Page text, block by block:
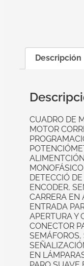
Descripción
CUADRO DE
MOTOR
DETECCIÓ
ENCODER,
CARRERA EN
ENTRADA
APERTURA Y
CONECTOR
EN